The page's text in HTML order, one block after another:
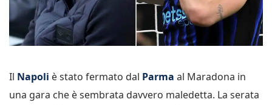
Il Napoli è stato fermato dal Parma al Maradona in
una gara che è sembrata davvero maledetta. La serata